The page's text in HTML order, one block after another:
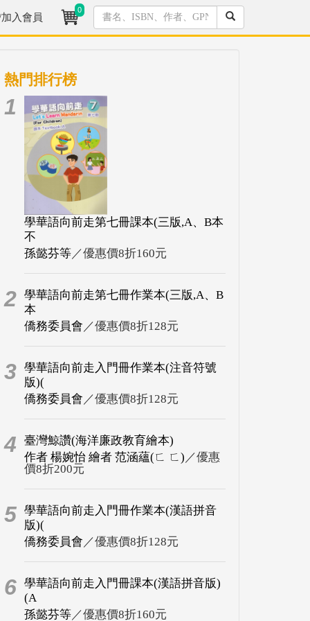
入會員
0
熱門排行榜
1
學華語向前走第七冊課本(三版,A、B本
不
孫懿芬等／優惠價8折160元
2 學華語向前走第七冊作業本(三版,A、B
本
僑務委員會 ／優惠價8折128元
3 學華語向前走入門冊作業本(注音符號
版)(
僑務委員會 ／優惠價8折128元
4
臺灣鯨讚(海洋廉政教育繪本)
作者 楊婉怡 繪者 范涵蘊(ㄈ ㄈ) ／優惠
價8折200元
5 學華語向前走入門冊作業本(漢語拼音
版)(
僑務委員會 ／優惠價8折128元
6 學華語向前走入門冊課本(漢語拼音版)
(A
孫懿芬等／優惠價8折160元